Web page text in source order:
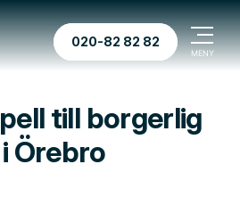
020-82 82 82
till borgerlig
Örebro